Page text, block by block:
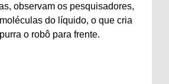
observam os pesquisadores,
do líquido, o que cria
o robô para frente.